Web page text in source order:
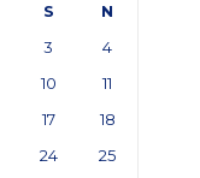
S
N
3
4
10
11
17
18
24
25